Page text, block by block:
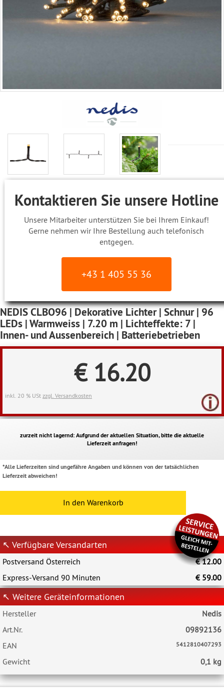
Kontaktieren Sie unsere Hotline
Unsere Mitarbeiter unterstützen Sie bei Ihrem Einkauf!
Gerne nehmen wir Ihre Bestellung auch telefonisch
entgegen.
+43 1 405 55 36
NEDIS CLBO96 | Dekorative Lichter | Schnur | 96
LEDs | Warmweiss | 7.20 m | Lichteffekte: 7 |
Innen- und Aussenbereich | Batteriebetrieben
€ 16.20
inkl. 20 % USt zzgl. Versandkosten
zurzeit nicht lagernd: Aufgrund der aktuellen Situation, bitte die aktuelle
Lieferzeit anfragen!
*Alle Lieferzeiten sind ungefähre Angaben und können von der tatsächlichen
Lieferzeit abweichen!
In den Warenkorb
↖ Verfügbare Versandarten
Postversand Österreich
€ 12.00
Express-Versand 90 Minuten
€ 59.00
↖ Weitere Geräteinformationen
Hersteller
Nedis
Art.Nr.
09892136
EAN
5412810407293
Gewicht 0,1 kg